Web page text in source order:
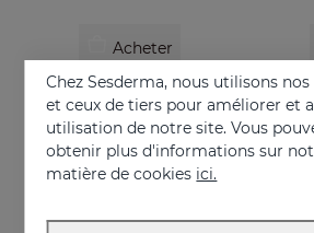
Acheter
HIDRAVEN Pain Dermatologique
10.95 €
Chez Sesderma, nous utilisons
et ceux de tiers pour améliorer et
utilisation de notre site. Vous
obtenir plus d'informations sur
matière de cookies ici.